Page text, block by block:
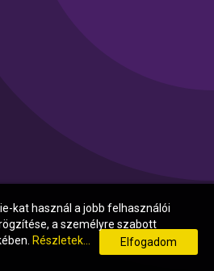
kat használ a jobb felhasználói
a személyre szabott
Részletek... Elfogadom